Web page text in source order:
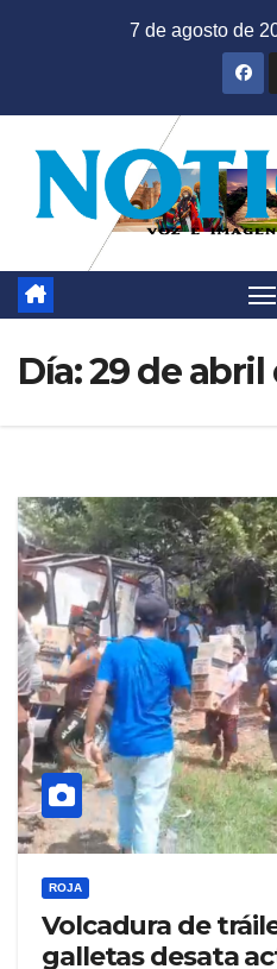
7 de agosto de
Día:29 de abril
ROJA
Volcadura de
galletas desata